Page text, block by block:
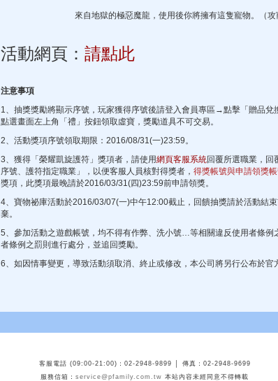
來自地獄的極惡魔龍，使用後你將擁有這隻寵物。（攻
活動網頁： 請點此
注意事項
1、抽獎獎勵將顯示序號，玩家獲得序號後請登入會員專區→點擊「贈品兌
點選畫面左上角「禮」按鈕領取虛寶，獎勵道具不可交易。
2、活動獎項序號領取期限：2016/08/31(一)23:59。
3、獲得「榮耀凱旋護符」獎項者，請使用網頁客服系統回覆所選職業，回
序號、護符指定職業」，以便客服人員核對得獎者， 得獎帳號與申請領獎
獎項，此獎項最晚請於2016/03/31(四)23:59前申請領獎。
4、寶物祕庫活動於2016/03/07(一)中午12:00截止，回饋抽獎請於活動結
棄。
5、參加活動之遊戲帳號，均不得有作弊、洗小號…等相關違反使用者條例
者條例之罰則進行處分，並追回獎勵。
6、如因情事變更，導致活動須取消、終止或修改，本公司將另行公布於官